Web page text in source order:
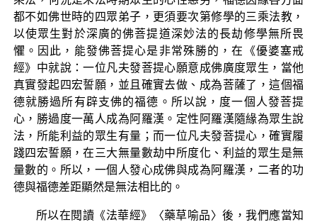
都不如佛世時的四眾弟子，更須要次第修學的三乘法教，
以使眾生對於深廣的佛菩提道深妙法的長劫修學無所畏
懼。因此，能發佛菩提心是非常殊勝的，在《優婆塞戒
經》中就說：一位凡夫發菩提心願意成佛廣度眾生，當他
真實發起四宏誓願，並且確實去做、成為菩薩了，這個福
德就勝過所有辟支佛的福德。所以說，度一個人發菩提
心，勝過度一萬人成為阿羅漢。定性阿羅漢隨緣為眾生說
法，所能利益的眾生有量；而一位凡夫發菩提心，確實履
踐四宏誓願，在三大無量數劫中所度化、利益的眾生是無
量數的。所以，一個人發心成佛與成為阿羅漢，二者的功
德與福德差距顯然是無法相比的。
所以在閱讀《法華經》〈藥草喻品〉後，我們應當知